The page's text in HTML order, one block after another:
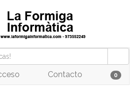
Contacto 0